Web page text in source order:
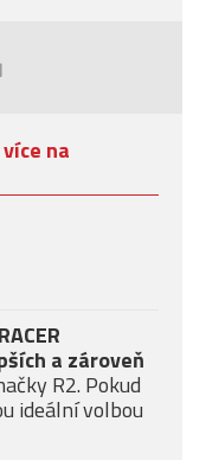
na
a zároveň
R2. Pokud
ideální volbou